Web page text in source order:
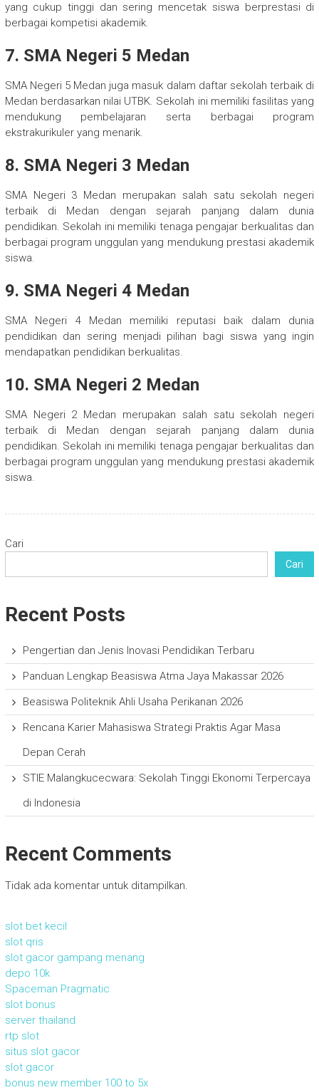
yang cukup tinggi dan sering mencetak siswa berprestasi di
berbagai kompetisi akademik.
7. SMA Negeri 5 Medan
SMA Negeri 5 Medan juga masuk dalam daftar sekolah terbaik di
Medan berdasarkan nilai UTBK. Sekolah ini memiliki fasilitas yang
mendukung pembelajaran serta berbagai program
ekstrakurikuler yang menarik.
8. SMA Negeri 3 Medan
SMA Negeri 3 Medan merupakan salah satu sekolah negeri
terbaik di Medan dengan sejarah panjang dalam dunia
pendidikan. Sekolah ini memiliki tenaga pengajar berkualitas dan
berbagai program unggulan yang mendukung prestasi akademik
siswa.
9. SMA Negeri 4 Medan
SMA Negeri 4 Medan memiliki reputasi baik dalam dunia
pendidikan dan sering menjadi pilihan bagi siswa yang ingin
mendapatkan pendidikan berkualitas.
10. SMA Negeri 2 Medan
SMA Negeri 2 Medan merupakan salah satu sekolah negeri
terbaik di Medan dengan sejarah panjang dalam dunia
pendidikan. Sekolah ini memiliki tenaga pengajar berkualitas dan
berbagai program unggulan yang mendukung prestasi akademik
siswa.
Cari
Cari
Recent Posts
Pengertian dan Jenis Inovasi Pendidikan Terbaru
Panduan Lengkap Beasiswa Atma Jaya Makassar 2026
Beasiswa Politeknik Ahli Usaha Perikanan 2026
Rencana Karier Mahasiswa Strategi Praktis Agar Masa
Depan Cerah
STIE Malangkucecwara: Sekolah Tinggi Ekonomi Terpercaya
di Indonesia
Recent Comments
Tidak ada komentar untuk ditampilkan.
slot bet kecil
slot qris
slot gacor gampang menang
depo 10k
Spaceman Pragmatic
slot bonus
server thailand
rtp slot
situs slot gacor
slot gacor
bonus new member 100 to 5x